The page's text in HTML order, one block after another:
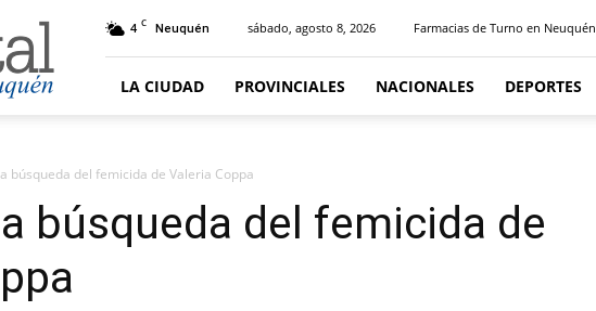
4 C Neuquén sábado, agosto 8, 2026 Farmacias de Turno en Neuquén
LA CIUDAD PROVINCIALES NACIONALES DEPORTES
búsqueda del femicida de Valeria Coppa
búsqueda del femicida de